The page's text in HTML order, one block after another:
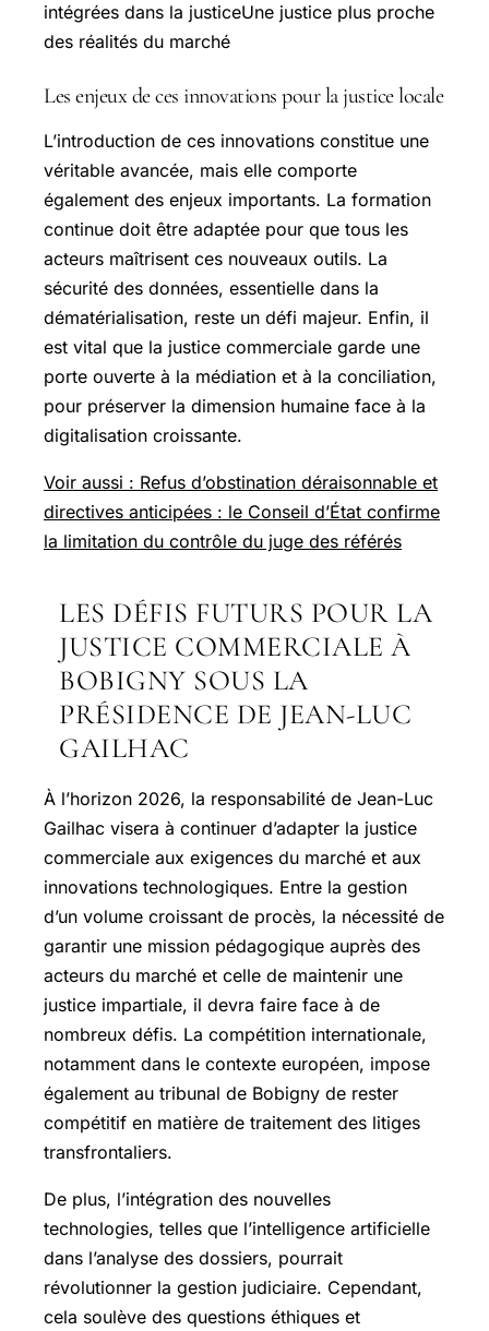
intégrées dans la justiceUne justice plus proche
des réalités du marché
Les enjeux de ces innovations pour la justice locale
L’introduction de ces innovations constitue une
véritable avancée, mais elle comporte
également des enjeux importants. La formation
continue doit être adaptée pour que tous les
acteurs maîtrisent ces nouveaux outils. La
sécurité des données, essentielle dans la
dématérialisation, reste un défi majeur. Enfin, il
est vital que la justice commerciale garde une
porte ouverte à la médiation et à la conciliation,
pour préserver la dimension humaine face à la
digitalisation croissante.
Voir aussi : Refus d’obstination déraisonnable et
directives anticipées : le Conseil d’État confirme
la limitation du contrôle du juge des référés
LES DÉFIS FUTURS POUR LA
JUSTICE COMMERCIALE À
BOBIGNY SOUS LA
PRÉSIDENCE DE JEAN-LUC
GAILHAC
À l’horizon 2026, la responsabilité de Jean-Luc
Gailhac visera à continuer d’adapter la justice
commerciale aux exigences du marché et aux
innovations technologiques. Entre la gestion
d’un volume croissant de procès, la nécessité de
garantir une mission pédagogique auprès des
acteurs du marché et celle de maintenir une
justice impartiale, il devra faire face à de
nombreux défis. La compétition internationale,
notamment dans le contexte européen, impose
également au tribunal de Bobigny de rester
compétitif en matière de traitement des litiges
transfrontaliers.
De plus, l’intégration des nouvelles
technologies, telles que l’intelligence artificielle
dans l’analyse des dossiers, pourrait
révolutionner la gestion judiciaire. Cependant,
cela soulève des questions éthiques et